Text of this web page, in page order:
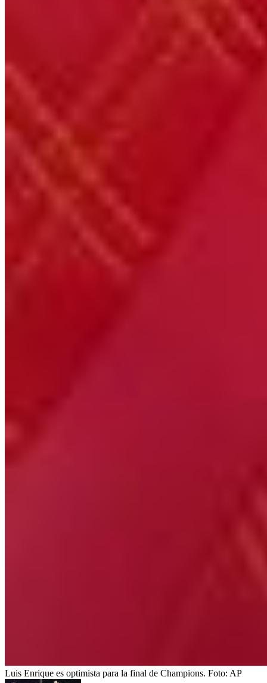
Luis Enrique es optimista para la final de Champions. Foto: AP